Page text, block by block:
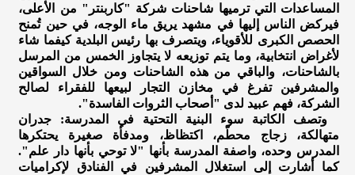
المساعدات التي ترميها شاحنات شركة "كاربنتر" من الأعلى،
فيركض الناس إليها في مشهد يريق ماء الوجه، في حين تُمنح
الحصص الكبرى للأقوياء، ويتصرف بها رئيس البلدية كيفما شاء
لأغراض انتخابية، وما يتم توزيعه لا يتجاوز الخمس من المرسل
بالشاحنات، والباقي من هذه الشاحنات ومن خلال السواقين
والمشرفين تفرغ في مخازن التجار لبيعها للفقراء لصالح
الشركة، فهم عبيد لدى "أصحاب الثروات الفاسدة".
وتصف الكاتبة سوء البنية التحتية في المدرسة: جدران
متهالكة، زجاج محطّم، اكتظاظ، ومدفأة صغيرة يحتكرها
المدرس وحده، واصفة المدرسة بأنها "لا توحي بأنها دار علم".
كما أشارت إلى استغلال المشرفين في الفنادق لإكراميات